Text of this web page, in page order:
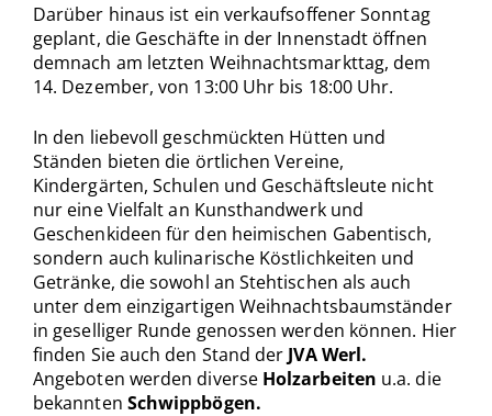
Darüber hinaus ist ein verkaufsoffener Sonntag
geplant, die Geschäfte in der Innenstadt öffnen
demnach am letzten Weihnachtsmarkttag, dem
14. Dezember, von 13:00 Uhr bis 18:00 Uhr.
In den liebevoll geschmückten Hütten und
Ständen bieten die örtlichen Vereine,
Kindergärten, Schulen und Geschäftsleute nicht
nur eine Vielfalt an Kunsthandwerk und
Geschenkideen für den heimischen Gabentisch,
sondern auch kulinarische Köstlichkeiten und
Getränke, die sowohl an Stehtischen als auch
unter dem einzigartigen Weihnachtsbaumständer
in geselliger Runde genossen werden können. Hier
finden Sie auch den Stand der JVA Werl.
Angeboten werden diverse Holzarbeiten u.a. die
bekannten Schwippbögen.